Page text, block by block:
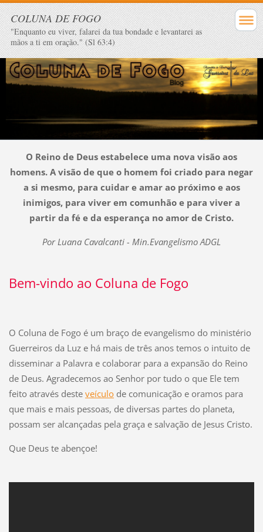
COLUNA DE FOGO
"Enquanto eu viver, falarei da tua bondade e levantarei as
mãos a ti em oração." (Sl 63:4)
O Reino de Deus estabelece uma nova visão aos
homens. A visão de que o homem foi criado para negar
a si mesmo, para cuidar e amar ao próximo e aos
inimigos, para viver em comunhão e para viver a
partir da fé e da esperança no amor de Cristo.
Por Luana Cavalcanti - Min.Evangelismo ADGL
Bem-vindo ao Coluna de Fogo
O Coluna de Fogo é um braço de evangelismo do ministério
Guerreiros da Luz e há mais de três anos temos o intuito de
disseminar a Palavra e colaborar para a expansão do Reino
de Deus. Agradecemos ao Senhor por tudo o que Ele tem
feito através deste veículode comunicação e oramos para
que mais e mais pessoas, de diversas partes do planeta,
possam ser alcançadas pela graça e salvação de Jesus Cristo.
Que Deus te abençoe!